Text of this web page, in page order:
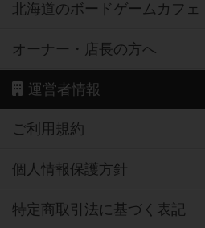
北海道のボードゲームカフェ
オーナー・店長の方へ
運営者情報
ご利用規約
個人情報保護方針
特定商取引法に基づく表記